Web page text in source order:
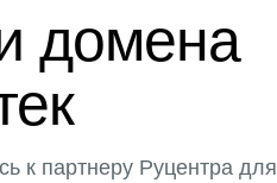
домена
к партнеру Руцентра для